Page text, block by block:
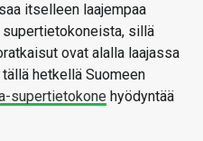
itselleen laajempaa
sillä
ovat alalla laajassa
hetkellä Suomeen
supertietokone hyödyntää